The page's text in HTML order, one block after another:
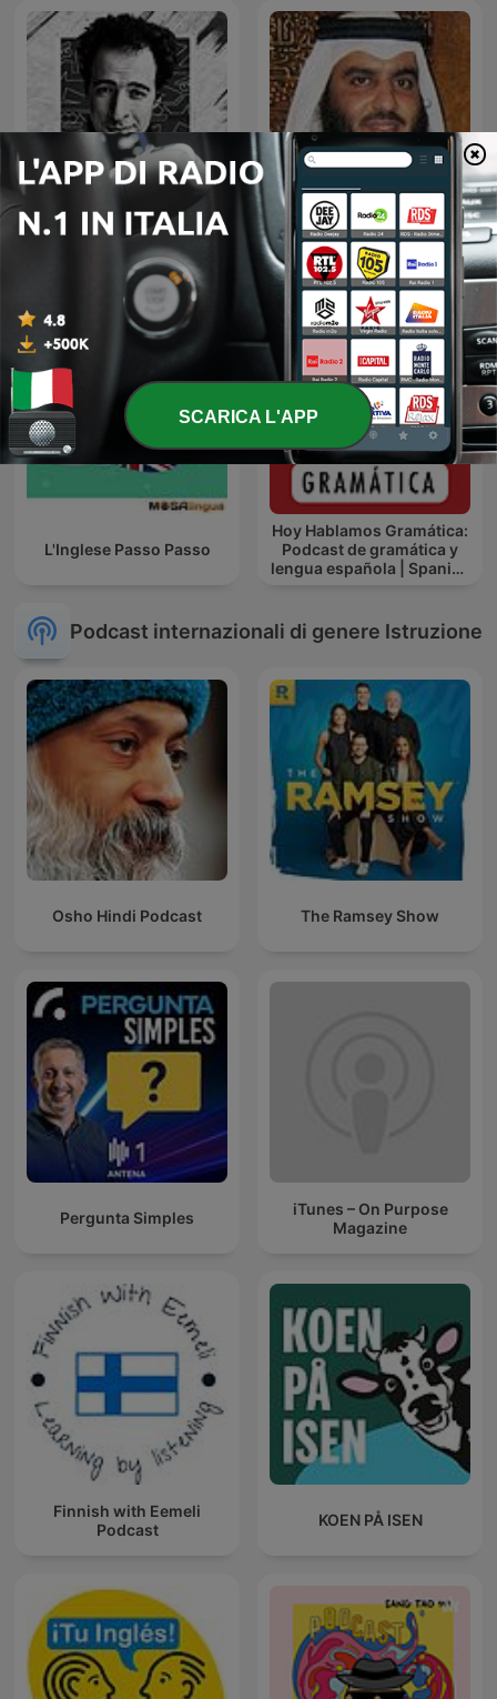
El Daheeh - الدحيح
The Holy Quran, Sheikh
Ahmed Al-Ajmi | القران
الكريم أحمد العجمي
L'Inglese Passo Passo
Hoy Hablamos Gramática:
Podcast de gramática y
lengua española | Spanish
Podcast internazionali di genere Istruzione
Osho Hindi Podcast The Ramsey Show
Pergunta Simples
iTunes – On Purpose
Magazine
Finnish with Eemeli
Podcast
KOEN PÅ ISEN
SCARICA L'APP